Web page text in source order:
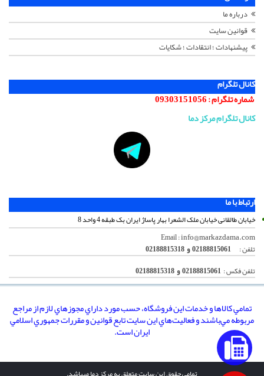
درباره ما
قوانین سایت
پیشنهادات ؛ انتقادات ؛ شکایات
کانال تلگرام
شماره تلگرام :09303151056
کانال تلگرام مرکز دما
ارتباط با ما
خیابان طالقانی خیابان ملک الشعرا بهار پاساژ ایران بک طبقه 4 واحد 8
Email :info@markazdama.com
تلفن :
02188815061 و 02188815318
تلفن فکس : 02188815061 و 02188815318
تمامي كالاها و خدمات اين فروشگاه، حسب مورد داراي مجوزهاي لازم از مراجع
مربوطه مي‌باشند و فعاليت‌هاي اين سايت تابع قوانين و مقررات جمهوري اسلامي
ايران است.